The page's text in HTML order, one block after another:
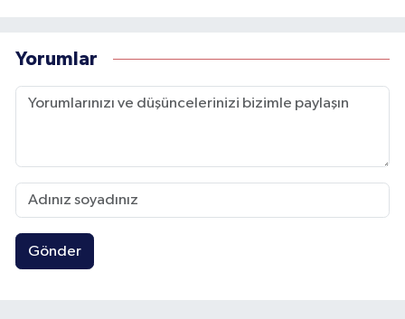
Yorumlar
Gönder